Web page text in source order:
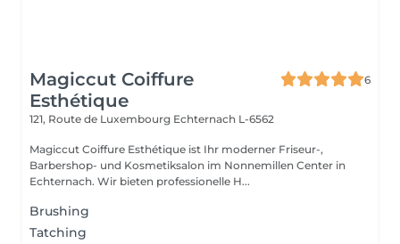
Magiccut Coiffure
Esthétique
6
121, Route de Luxembourg Echternach L-6562
Magiccut Coiffure Esthétique ist Ihr moderner Friseur-,
Barbershop- und Kosmetiksalon im Nonnemillen Center in
Echternach. Wir bieten professionelle H...
Brushing
Tatching